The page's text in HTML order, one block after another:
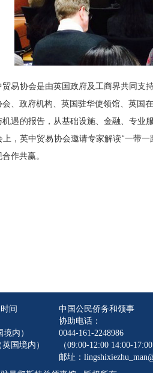
贸易协会是由英国政府及工商界共同支
、政府机构、英国驻华使领馆、英国
机遇的报告，从基础设施、金融、专业
上，英中贸易协会邀请专家解读“一带
作共赢。
间
内）
国境内）
中国公民侨务和领事
协助电话：
0044-161-2248986
（09:00-12:00 14:00-17:00
邮址：